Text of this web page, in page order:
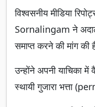
विश्वसनीय मीडिया
Sornalingam ने
समाप्त करने की मांग की
उन्होंने अपनी याचिका
स्थायी गुजारा भत्ता